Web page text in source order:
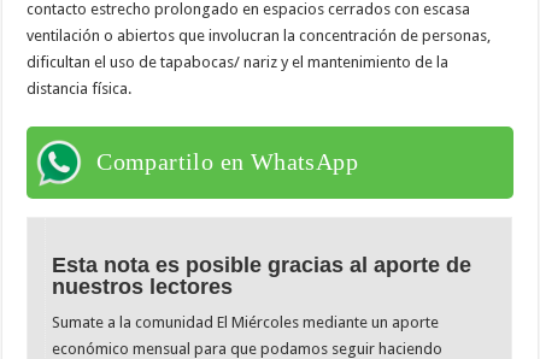
contacto estrecho prolongado en espacios cerrados con escasa
ventilación o abiertos que involucran la concentración de personas,
dificultan el uso de tapabocas/ nariz y el mantenimiento de la
distancia física.
Compartilo en WhatsApp
Esta nota es posible gracias al aporte de
nuestros lectores
Sumate a la comunidad El Miércoles mediante un aporte
económico mensual para que podamos seguir haciendo